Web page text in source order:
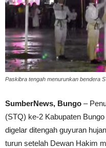
Paskibra tengah menurunkan bendera
SumberNews, Bungo –
(STQ) ke-2 Kabupaten
digelar ditengah guyuran
turun setelah Dewan Hakim